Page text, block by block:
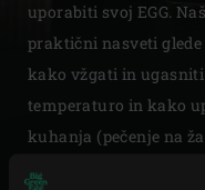
uporabiti svoj EGG.
praktični nasveti
kako vžgati in ugasniti
temperaturo in kako
kuhanja (pečenje na
in peka). Hitro boste